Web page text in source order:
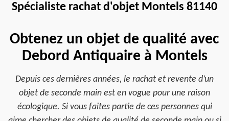
Spécialiste rachat d'objet Montels 81140
Obtenez un objet de qualité avec
Debord Antiquaire à Montels
Depuis ces dernières années, le rachat et revente d’un
objet de seconde main est en vogue pour une raison
écologique. Si vous faites partie de ces personnes qui